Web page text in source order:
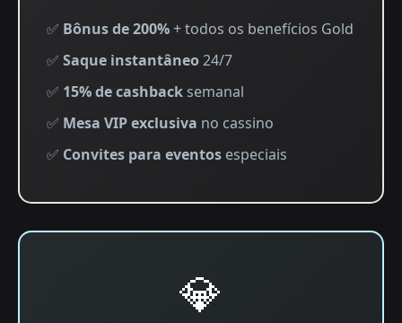
✅ Bônus de 200%+ todos os benefícios Gold
✅ Saque instantâneo24/7
✅ 15% de cashback semanal
✅ Mesa VIP exclusiva no cassino
✅ Convites para eventos especiais
💎